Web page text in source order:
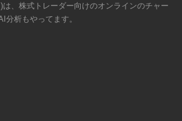
、株式トレーダー向けのオンラインのチャー
分析もやってます。